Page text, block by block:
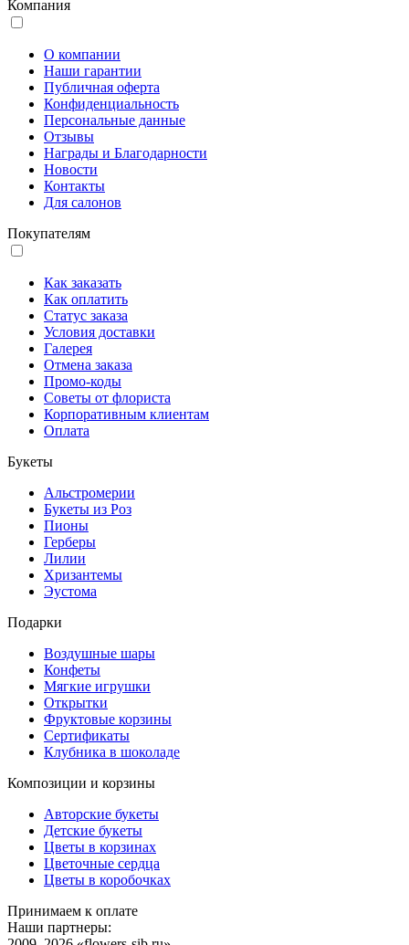
Компания
О компании
Наши гарантии
Публичная оферта
Конфиденциальность
Персональные данные
Отзывы
Награды и Благодарности
Новости
Контакты
Для салонов
Покупателям
Как заказать
Как оплатить
Статус заказа
Условия доставки
Галерея
Отмена заказа
Промо-коды
Советы от флориста
Корпоративным клиентам
Оплата
Букеты
Альстромерии
Букеты из Роз
Пионы
Герберы
Лилии
Хризантемы
Эустома
Подарки
Воздушные шары
Конфеты
Мягкие игрушки
Открытки
Фруктовые корзины
Сертификаты
Клубника в шоколаде
Композиции и корзины
Авторские букеты
Детские букеты
Цветы в корзинах
Цветочные сердца
Цветы в коробочках
Принимаем к оплате
Наши партнеры: